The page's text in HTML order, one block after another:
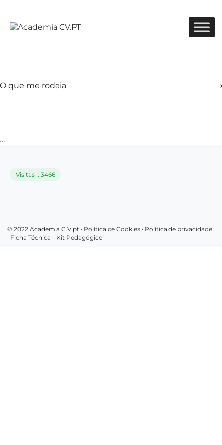
O que me rodeia
…
Visitas ·: 3466
© 2022 Academia C.V.pt · Política de Cookies · Política de privacidade
· Ficha Técnica · Kit Pedagógico